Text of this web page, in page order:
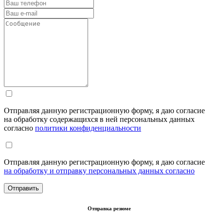
Отправляя данную регистрационную форму, я даю согласие
на обработку содержащихся в ней персональных данных
согласно политики конфиденциальности
Отправляя данную регистрационную форму, я даю согласие
на обработку и отправку персональных данных согласно
Отправка резюме